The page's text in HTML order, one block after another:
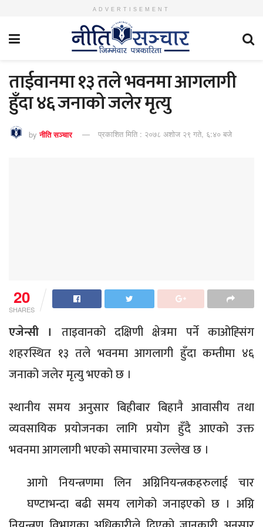
ADVERTISEMENT
ताईवानमा १३ तले भवनमा आगलागी
हुँदा ४६ जनाको जलेर मृत्यु
by नीति सञ्चार प्रकाशित मिति : २०७८ अशोज २९ गते, ६:४० बजे
20
SHARES
एजेन्सी । ताइवानको दक्षिणी क्षेत्रमा पर्ने काओह्सिंग
शहरस्थित १३ तले भवनमा आगलागी हुँदा कम्तीमा ४६
जनाको जलेर मृत्यु भएको छ ।
स्थानीय समय अनुसार बिहीबार बिहानै आवासीय तथा
व्यवसायिक प्रयोजनका लागि प्रयोग हुँदै आएको उक्त
भवनमा आगलागी भएको समाचारमा उल्लेख छ ।
आगो नियन्त्रणमा लिन अग्निनियन्त्रकहरुलाई चार
घण्टाभन्दा बढी समय लागेको जनाइएको छ । अग्नि